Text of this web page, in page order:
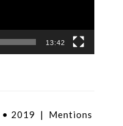
13:42
• 2019 | Mentions